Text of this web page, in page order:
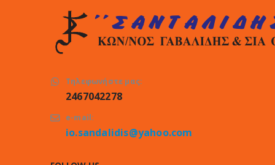
Τηλεφωνήστε μας:
2467042278
e-mail:
io.sandalidis@yahoo.com